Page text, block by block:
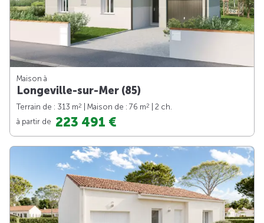
Maison à
Longeville-sur-Mer (85)
Terrain de : 313 m2 | Maison de : 76 m2
| 2 ch.
à partir de 223 491 €